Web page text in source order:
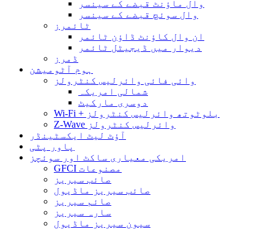
وال ماؤنٹ قبضے کے سینسر
وال سوئچ قبضے کے سینسر
ٹائمرز
ان وال کاؤنٹ ڈاؤن ٹائمر
دیوار میں ڈیجیٹل ٹائمر
ڈمرز
ہوم آٹومیشن
وائی ​​فائی وائرلیس کنٹرولز
شمالی امریکہ
دوسری مارکیٹ
Wi-Fi + بلوٹوتھ وائرلیس کنٹرولز
Z-Wave وائرلیس کنٹرولز
آؤٹ لیٹ ایکسٹینڈر
پاور پٹی
امریکی معیاری ساکٹ اور سوئچز
GFCI مصنوعات
صائب سیریز
صائب سیریز ماڈیول
صائم سیریز
سارہ سیریز
سیون سیریز ماڈیول